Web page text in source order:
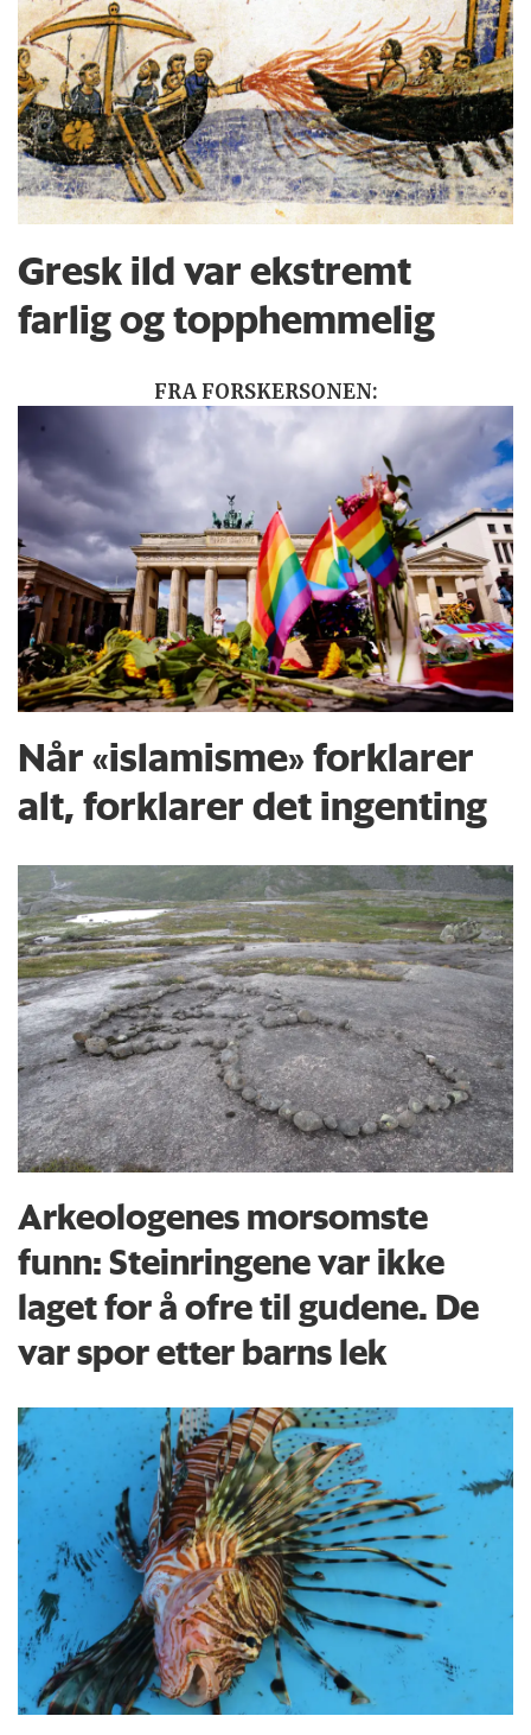
Gresk ild var ekstremt
farlig og topphemmelig
FRA FORSKERSONEN:
Når «islamisme» forklarer
alt, forklarer det ingenting
Arkeologenes morsomste
funn: Steinringene var ikke
laget for å ofre til gudene. De
var spor etter barns lek